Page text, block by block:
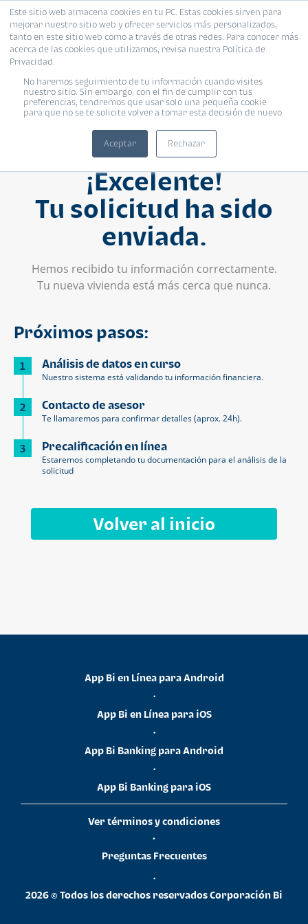
Este sitio web almacena cookies en tu PC. Estas cookies sirven para
mejorar nuestro sitio web y ofrecer servicios más personalizados,
tanto en este sitio web como a través de otras redes. Para conocer más
acerca de las cookies que utilizamos, revisa nuestra Política de
Privacidad.
No haremos seguimiento de tu información cuando visites
nuestro sitio. Sin embargo, con el fin de cumplir con tus
preferencias, tendremos que usar solo una pequeña cookie
para que no se te solicite volver a tomar esta decisión de nuevo.
Aceptar Rechazar
¡Excelente!
Tu solicitud ha sido
enviada.
Hemos recibido tu información correctamente.
Tu nueva vivienda está más cerca que nunca.
Próximos pasos:
1 Análisis de datos en curso
Nuestro sistema está validando tu información financiera.
2 Contacto de asesor
Te llamaremos para confirmar detalles (aprox. 24h).
3 Precalificación en línea
Estaremos completando tu documentación para el análisis de la
solicitud
Volver al inicio
App Bi en Línea para Android
•
App Bi en Línea para iOS
•
App Bi Banking para Android
•
App Bi Banking para iOS
Ver términos y condiciones
•
Preguntas Frecuentes
•
2026 © Todos los derechos reservados Corporación Bi